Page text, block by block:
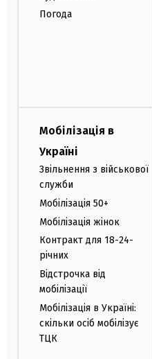
Погода
Мобілізація в
Україні
Звільнення з військової
служби
Мобілізація 50+
Мобілізація жінок
Контракт для 18-24-
річних
Відстрочка від
мобілізації
Мобілізація в Україні:
скільки осіб мобілізує
ТЦК